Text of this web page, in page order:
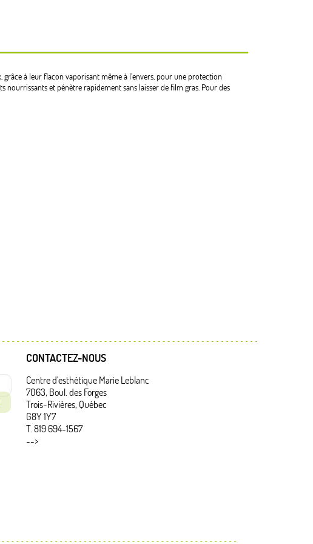
à leur flacon vaporisant même à l’envers, pour une protection
nourrissants et pénètre rapidement sans laisser de film gras. Pour des
CONTACTEZ-NOUS
Centre d'esthétique Marie Leblanc
7063, Boul. des Forges
Trois-Rivières, Québec
G8Y 1Y7
T. 819 694-1567
-->